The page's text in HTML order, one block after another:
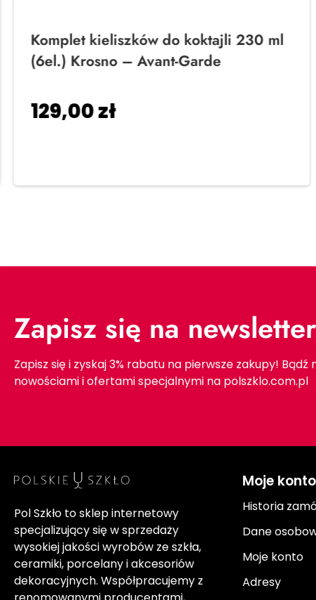
Komplet kieliszków do koktajli 230 ml
(6el.) Krosno – Avant-Garde
129,00zł
Zapisz się na newsletter
Zapisz się i zyskaj 3% rabatu na pierwsze zakupy!
nowościami i ofertami specjalnymi na polszklo.com.pl
Pol Szkło to sklep internetowy
specjalizujący się w sprzedaży
wysokiej jakości wyrobów ze szkła,
ceramiki, porcelany i akcesoriów
dekoracyjnych. Współpracujemy z
Moje konto
Historia
Dane
Moje konto
Adresy